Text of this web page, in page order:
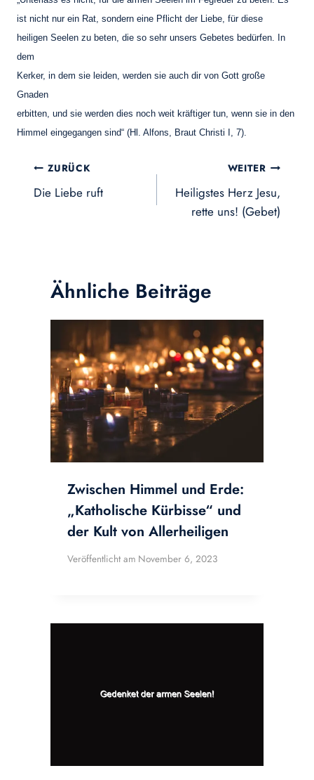
ist nicht nur ein Rat, sondern eine Pflicht der Liebe, für diese
heiligen Seelen zu beten, die so sehr unsers Gebetes bedürfen. In
dem
Kerker, in dem sie leiden, werden sie auch dir von Gott große
Gnaden
erbitten, und sie werden dies noch weit kräftiger tun, wenn sie in den
Himmel eingegangen sind“ (Hl. Alfons, Braut Christi I, 7).
Beitragsnavigation
ZURÜCK
Die Liebe ruft
WEITER
Heiligstes Herz Jesu,
rette uns! (Gebet)
Ähnliche Beiträge
Zwischen Himmel und Erde:
„Katholische Kürbisse“ und
der Kult von Allerheiligen
Veröffentlicht am November 6, 2023